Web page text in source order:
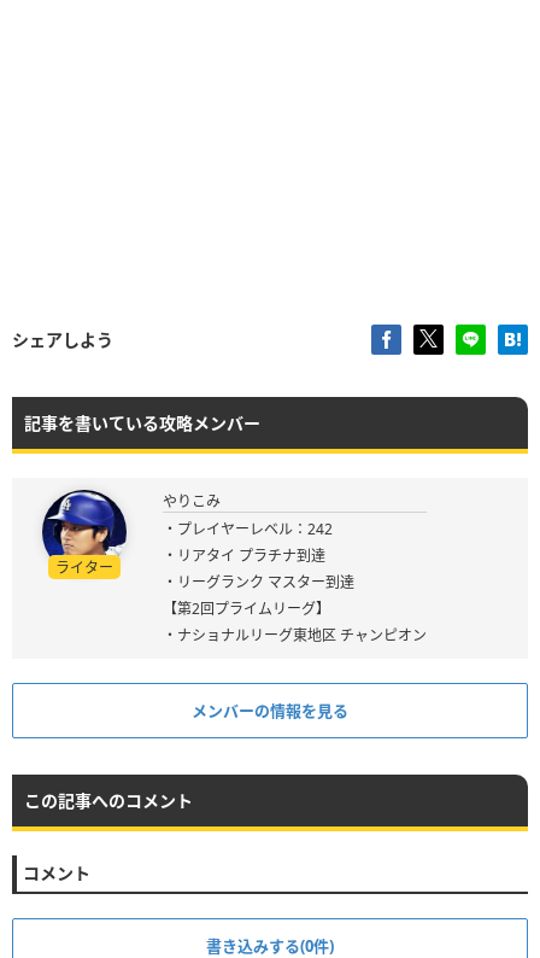
シェアしよう
記事を書いている攻略メンバー
ライター
やりこみ
・プレイヤーレベル：242
・リアタイ プラチナ到達
・リーグランク マスター到達
【第2回プライムリーグ】
・ナショナルリーグ東地区 チャンピオン
メンバーの情報を見る
この記事へのコメント
コメント
書き込みする(0件)